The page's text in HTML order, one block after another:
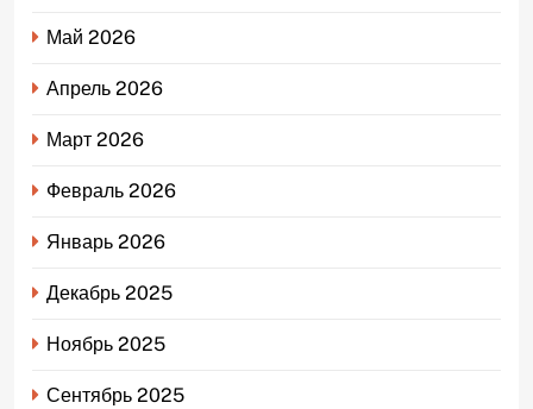
Май 2026
Апрель 2026
Март 2026
Февраль 2026
Январь 2026
Декабрь 2025
Ноябрь 2025
Сентябрь 2025